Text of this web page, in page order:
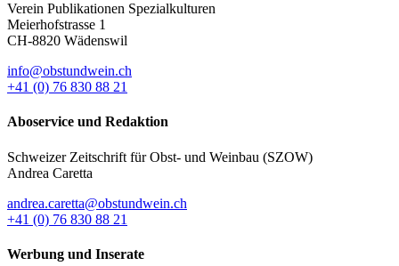
Verein Publikationen Spezialkulturen
Meierhofstrasse 1
CH-8820 Wädenswil
info@obstundwein.ch
+41 (0) 76 830 88 21
Aboservice und Redaktion
Schweizer Zeitschrift für Obst- und Weinbau (SZOW)
Andrea Caretta
andrea.caretta@obstundwein.ch
+41 (0) 76 830 88 21
Werbung und Inserate